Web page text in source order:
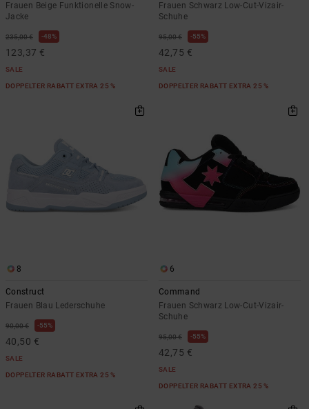
Frauen Beige Funktionelle Snow-
Jacke
235,00 € 48%
123,37 €
SALE
DOPPELTER RABATT EXTRA 25 %
Frauen Schwarz Low-Cut-Vizair-
Schuhe
95,00 € 55%
42,75 €
SALE
DOPPELTER RABATT EXTRA 25 %
8
Construct
Frauen Blau Lederschuhe
90,00 € 55%
40,50 €
SALE
DOPPELTER RABATT EXTRA 25 %
6
Command
Frauen Schwarz Low-Cut-Vizair-
Schuhe
95,00 € 55%
42,75 €
SALE
DOPPELTER RABATT EXTRA 25 %